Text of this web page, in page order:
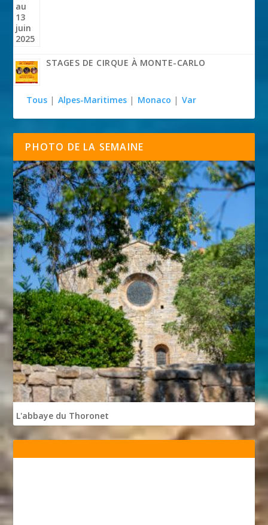
STAGES DE CIRQUE À MONTE-CARLO
Tous | Alpes-Maritimes | Monaco | Var
PHOTO DE LA SEMAINE
L'abbaye du Thoronet